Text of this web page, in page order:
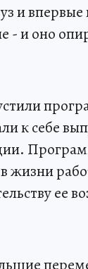
и
и оно
к себе
жизни
ее